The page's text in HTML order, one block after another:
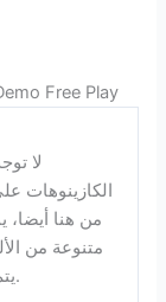
Free Play
لا
الكازينوهات
من هنا أيضا،
متنوعة من
يتم لعبهم, وفرص الفوز.